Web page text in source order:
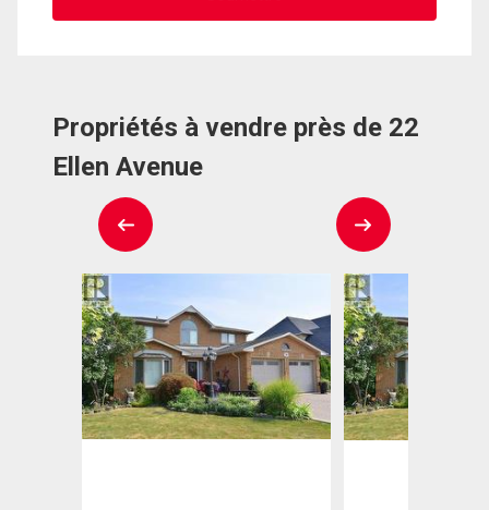
Propriétés à vendre près de 22
Ellen Avenue